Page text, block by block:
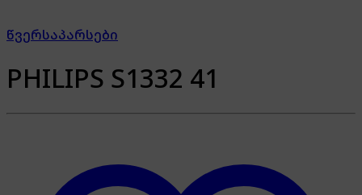
წვერსაპარსები
PHILIPS S1332 41